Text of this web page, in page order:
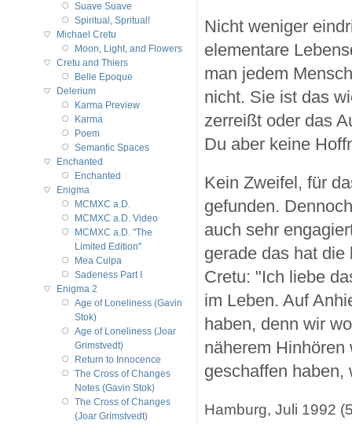
Nicht weniger
elementare
man jedem
nicht. Sie ist das
zerreißt oder das
Du aber keine
Kein Zweifel, für
gefunden.
auch sehr
gerade das hat
Cretu: "Ich liebe
im Leben. Auf
haben, denn wir
näherem
geschaffen
Hamburg, Juli 1992
Suave Suave
Spiritual, Spritual!
Michael Cretu
Moon, Light, and Flowers
Cretu and Thiers
Belle Epoque
Delerium
Karma Preview
Karma
Poem
Semantic Spaces
Enchanted
Enchanted
Enigma
MCMXC a.D.
MCMXC a.D. Video
MCMXC a.D. "The
Limited Edition"
Mea Culpa
Sadeness Part I
Enigma 2
Age of Loneliness (Gavin
Stok)
Age of Loneliness (Joar
Grimstvedt)
Return to Innocence
The Cross of Changes
Notes (Gavin Stok)
The Cross of Changes
(Joar Grimstvedt)